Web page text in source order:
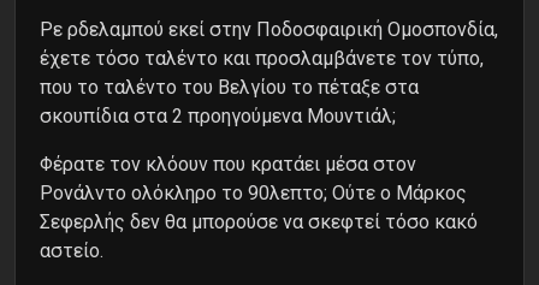
Ρε ρδελαμπού εκεί στην Ποδοσφαιρική Ομοσπονδία,
έχετε τόσο ταλέντο και προσλαμβάνετε τον τύπο,
που το ταλέντο του Βελγίου το πέταξε στα
σκουπίδια στα 2 προηγούμενα Μουντιάλ;
Φέρατε τον κλόουν που κρατάει μέσα στον
Ρονάλντο ολόκληρο το 90λεπτο; Ούτε ο Μάρκος
Σεφερλής δεν θα μπορούσε να σκεφτεί τόσο κακό
αστείο.